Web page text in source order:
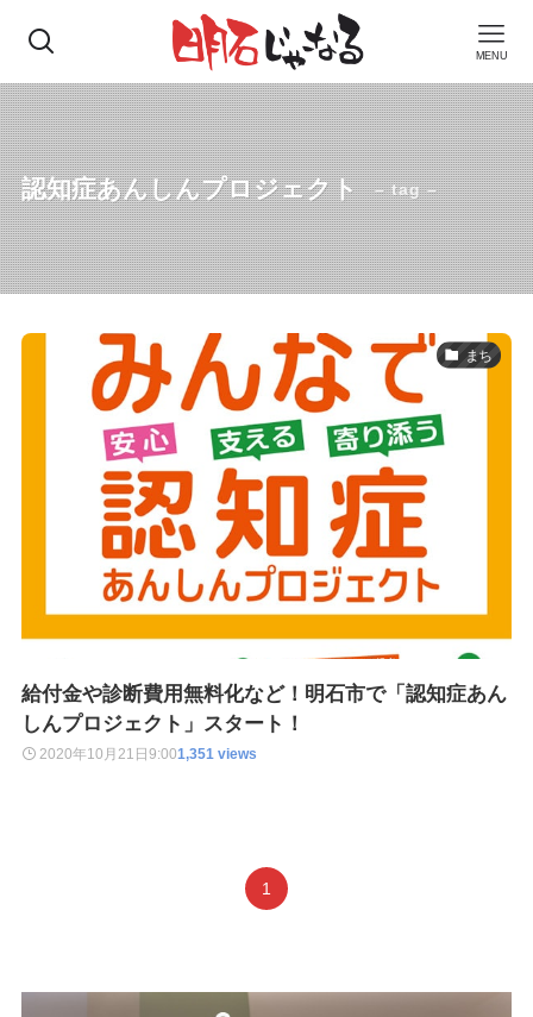
MENU
認知症あんしんプロジェクト – tag –
まち
給付金や診断費用無料化など！明石市で「認知症あん
しんプロジェクト」スタート！
2020年10月21日 9:001,351 views
1